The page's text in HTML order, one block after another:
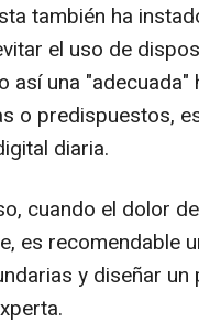
también ha
el uso de
así una
o predispuestos,
diaria.
cuando el dolor
es recomendable
y diseñar